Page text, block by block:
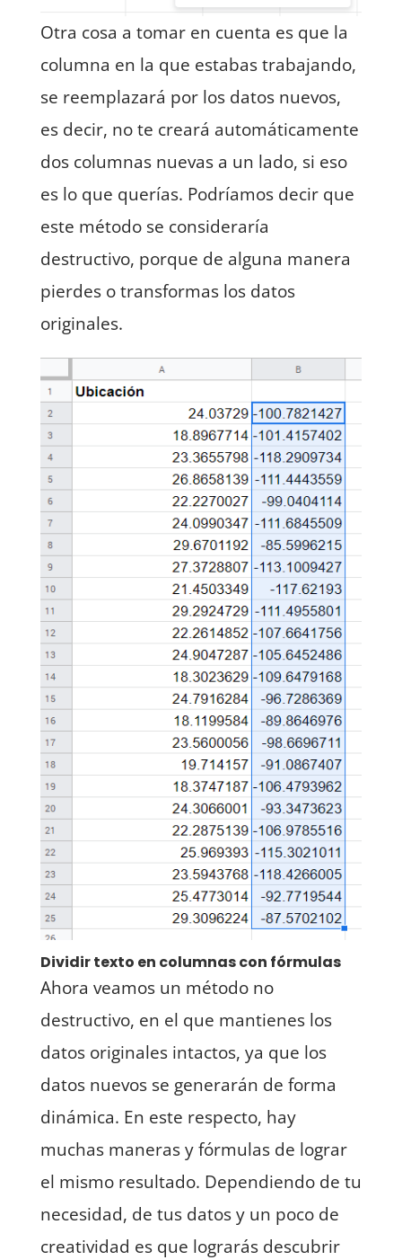
Otra cosa a tomar en cuenta es que la
columna en la que estabas trabajando,
se reemplazará por los datos nuevos,
es decir, no te creará automáticamente
dos columnas nuevas a un lado, si eso
es lo que querías. Podríamos decir que
este método se consideraría
destructivo, porque de alguna manera
pierdes o transformas los datos
originales.
Dividir texto en columnas con fórmulas
Ahora veamos un método no
destructivo, en el que mantienes los
datos originales intactos, ya que los
datos nuevos se generarán de forma
dinámica. En este respecto, hay
muchas maneras y fórmulas de lograr
el mismo resultado. Dependiendo de tu
necesidad, de tus datos y un poco de
creatividad es que lograrás descubrir